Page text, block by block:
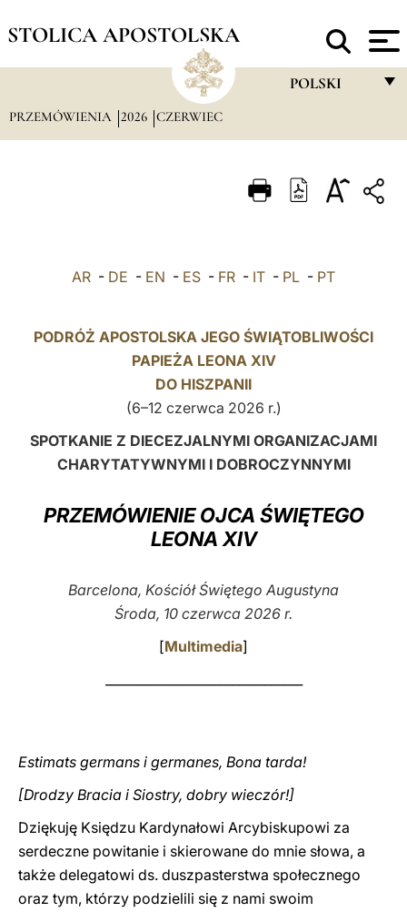
STOLICA APOSTOLSKA
POLSKI
ITALIANO
POLSKI
LATINE
PRZEMÓWIENIA 2026 CZERWIEC
AR - DE - EN - ES - FR - IT - PL - PT
PODRÓŻ APOSTOLSKA JEGO ŚWIĄTOBLIWOŚCI
PAPIEŻA LEONA XIV
DO HISZPANII
(6–12 czerwca 2026 r.)
SPOTKANIE Z DIECEZJALNYMI ORGANIZACJAMI
CHARYTATYWNYMI I DOBROCZYNNYMI
PRZEMÓWIENIE OJCA ŚWIĘTEGO
LEONA XIV
Barcelona, Kościół Świętego Augustyna
Środa, 10 czerwca 2026 r.
[Multimedia]
Estimats germans i germanes, Bona tarda!
[Drodzy Bracia i Siostry, dobry wieczór!]
Dziękuję Księdzu Kardynałowi Arcybiskupowi za
serdeczne powitanie i skierowane do mnie słowa, a
także delegatowi ds. duszpasterstwa społecznego
oraz tym, którzy podzielili się z nami swoim